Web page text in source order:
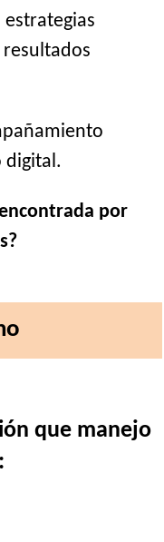
estrategias
digital.
por
que manejo